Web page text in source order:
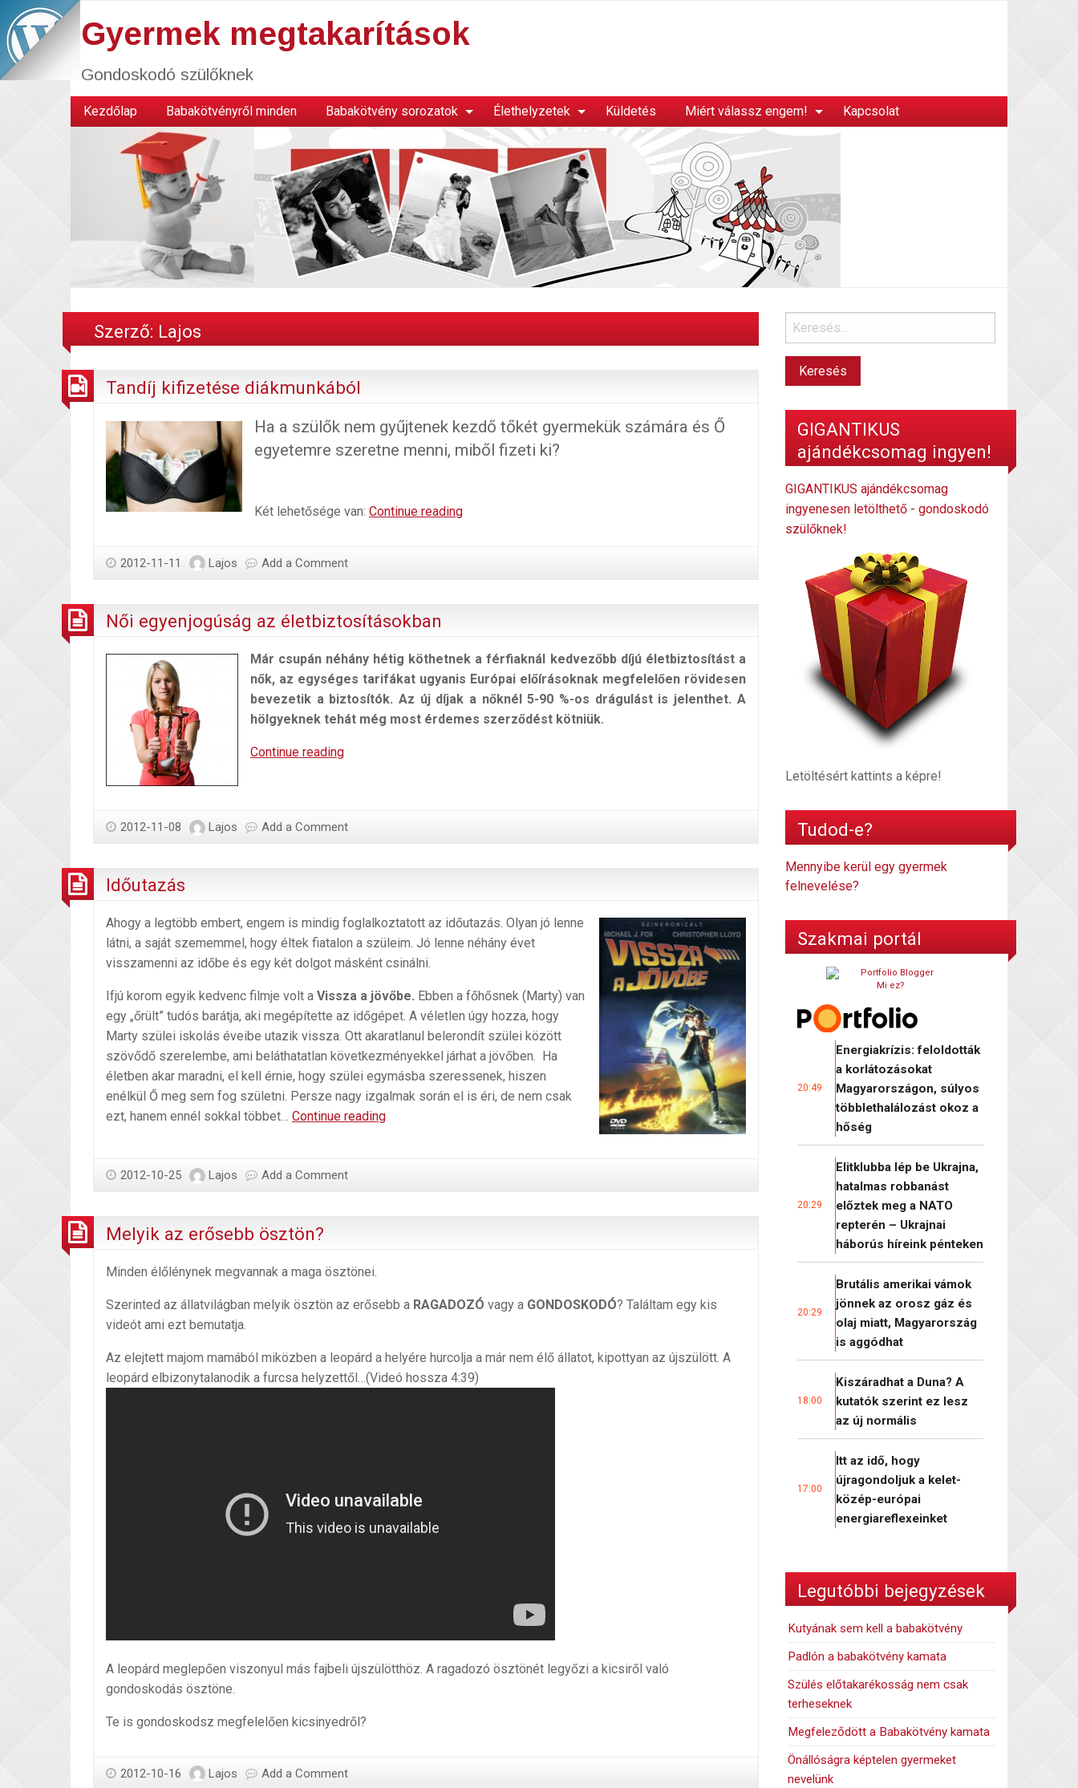
Gyermek megtakarítások
Gondoskodó szülőknek
Kezdőlap Babakötvényről minden Babakötvény sorozatok Élethelyzetek Küldetés Miért válassz engem! Kapcsolat
Szerző: Lajos
Tandíj kifizetése diákmunkából
Ha a szülők nem gyűjtenek kezdő tőkét gyermekük számára és Ő
egyetemre szeretne menni, miből fizeti ki?
Két lehetősége van: Continue readingTandíj
2012-11-11 Lajos Add a Comment
Női egyenjogúság az életbiztosításokban
Már csupán néhány hétig köthetnek a férfiaknál kedvezőbb díjú életbiztosítást a
nők, az egységes tarifákat ugyanis Európai előírásoknak megfelelően rövidesen
bevezetik a biztosítók. Az új díjak a nőknél 5-90 %-os drágulást is jelenthet. A
hölgyeknek tehát még most érdemes szerződést kötniük.
Continue readingNői
2012-11-08 Lajos Add a Comment
Időutazás
Ahogy a legtöbb embert, engem is mindig foglalkoztatott az időutazás. Olyan jó lenne
látni, a saját szememmel, hogy éltek fiatalon a szüleim. Jó lenne néhány évet
visszamenni az időbe és egy két dolgot másként csinálni.
Ifjú korom egyik kedvenc filmje volt a Vissza a jövőbe. Ebben a főhősnek (Marty) van
egy „őrült” tudós barátja, aki megépítette az időgépet. A véletlen úgy hozza, hogy
Marty szülei iskolás éveibe utazik vissza. Ott akaratlanul belerondít szülei között
szövődő szerelembe, ami beláthatatlan következményekkel járhat a jövőben. Ha
életben akar maradni, el kell érnie, hogy szülei egymásba szeressenek, hiszen
enélkül Ő meg sem fog születni. Persze nagy izgalmak során el is éri, de nem csak
ezt, hanem ennél sokkal többet… Continue readingIdőutazás
2012-10-25 Lajos Add a Comment
Melyik az erősebb ösztön?
Minden élőlénynek megvannak a maga ösztönei.
Szerinted az állatvilágban melyik ösztön az erősebb a RAGADOZÓ vagy a GONDOSKODÓ? Találtam egy kis
videót ami ezt bemutatja.
Az elejtett majom mamából miközben a leopárd a helyére hurcolja a már nem élő állatot, kipottyan az újszülött. A
leopárd elbizonytalanodik a furcsa helyzettől…(Videó hossza 4:39)
A leopárd meglepően viszonyul más fajbeli újszülötthöz. A ragadozó ösztönét legyőzi a kicsiről való
gondoskodás ösztöne.
Te is gondoskodsz megfelelően kicsinyedről?
2012-10-16 Lajos Add a Comment
GIGANTIKUS
ajándékcsomag ingyen!
GIGANTIKUS ajándékcsomag
ingyenesen letölthető - gondoskodó
szülőknek!
Letöltésért kattints a képre!
Tudod-e?
Mennyibe kerül egy gyermek
felnevelése?
Szakmai portál
Mi ez?
20:49
Energiakrízis: feloldották
a korlátozásokat
Magyarországon, súlyos
többlethalálozást okoz a
hőség
20:29
Elitklubba lép be Ukrajna,
hatalmas robbanást
előztek meg a NATO
repterén – Ukrajnai
háborús híreink pénteken
20:29
Brutális amerikai vámok
jönnek az orosz gáz és
olaj miatt, Magyarország
is aggódhat
18:00
Kiszáradhat a Duna? A
kutatók szerint ez lesz
az új normális
17:00
Itt az idő, hogy
újragondoljuk a kelet-
közép-európai
energiareflexeinket
Legutóbbi bejegyzések
Kutyának sem kell a babakötvény
Padlón a babakötvény kamata
Szülés előtakarékosság nem csak
terheseknek
Megfeleződött a Babakötvény kamata
Önállóságra képtelen gyermeket
nevelünk